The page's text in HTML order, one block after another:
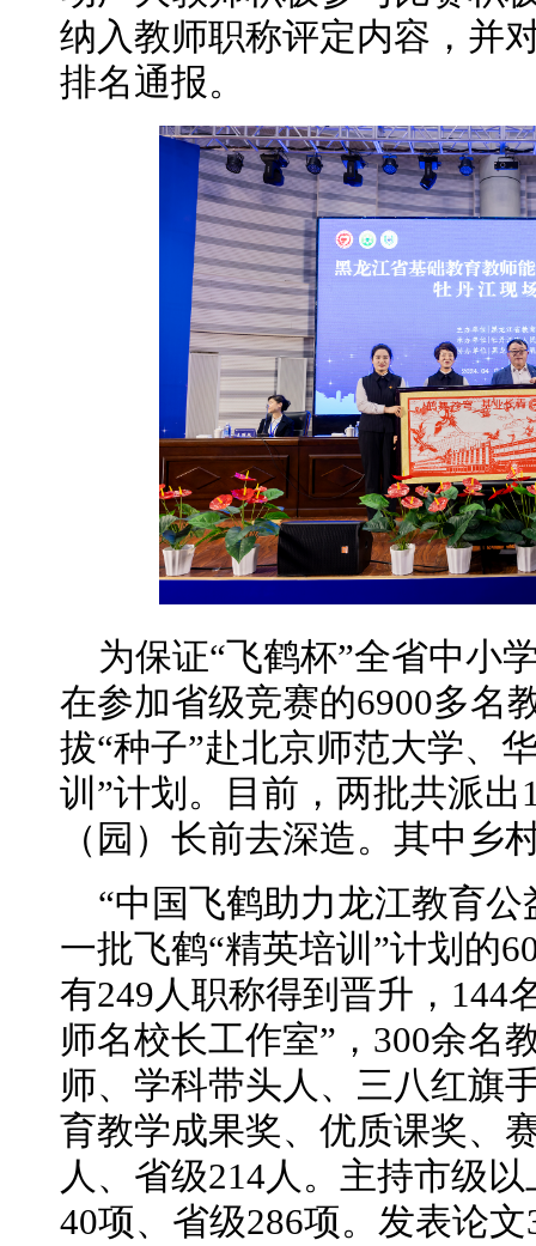
纳入教师职称评定内容，并
排名通报。
为保证“飞鹤杯”全省中小
在参加省级竞赛的6900多名
拔“种子”赴北京师范大学、
训”计划。目前，两批共派
（园）长前去深造。其中乡
“中国飞鹤助力龙江教育
一批飞鹤“精英培训”计划的
有249人职称得到晋升，144
师名校长工作室”，300余名
师、学科带头人、三八红旗
育教学成果奖、优质课奖、
人、省级214人。主持市级
40项、省级286项。发表论